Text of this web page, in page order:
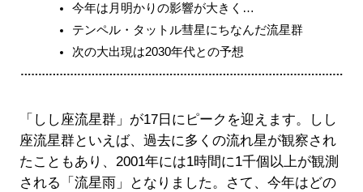
今年は月明かりの影響が大きく…
テンペル・タットル彗星にちなんだ流星群
次の大出現は2030年代との予想
「しし座流星群」が17日にピークを迎えます。しし
座流星群といえば、過去に多くの流れ星が観察され
たこともあり、2001年には1時間に1千個以上が観測
される「流星雨」となりました。さて、今年はどの